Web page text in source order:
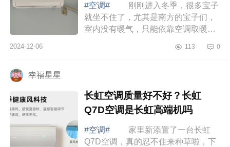
#空调#
刚刚进入冬季，很多宝子
就坐不住了，尤其是南方的宝子们，
室内没有暖气，只能依靠空调取暖。
得买？tcl空调质量差吗 tcl空调值
2024-12-06 113 0
幸福星星
长虹空调质量好不好？长虹
Q7D空调是长虹高端机吗
#空调#
家里新添置了一台长虹
Q7D空调，真的忍不住来种草啦，下